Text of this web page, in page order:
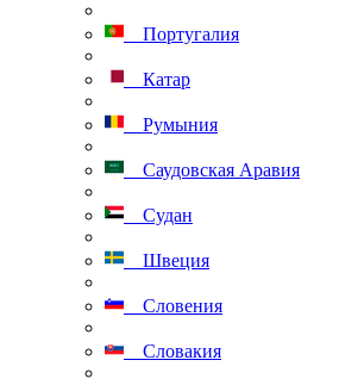
Португалия
Катар
Румыния
Саудовская Аравия
Судан
Швеция
Словения
Словакия